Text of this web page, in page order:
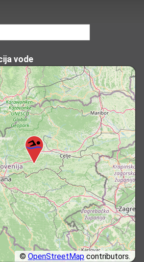
vode
© OpenStreetMap contributors.